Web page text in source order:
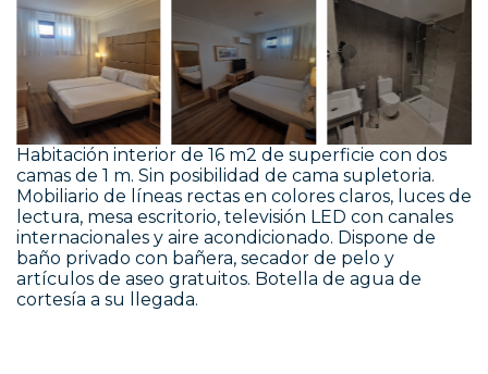
Habitación interior de 16 m2 de superficie con dos
camas de 1 m. Sin posibilidad de cama supletoria.
Mobiliario de líneas rectas en colores claros, luces de
lectura, mesa escritorio, televisión LED con canales
internacionales y aire acondicionado. Dispone de
baño privado con bañera, secador de pelo y
artículos de aseo gratuitos. Botella de agua de
cortesía a su llegada.